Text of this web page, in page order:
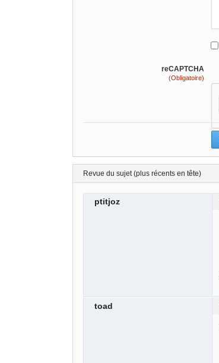
reCAPTCHA
(Obligatoire)
Revue du sujet (plus récents en tête)
ptitjoz
toad